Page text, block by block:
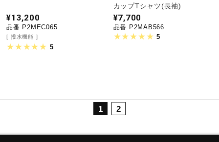
¥13,200
品番 P2MEC065
撥水機能
5
カップTシャツ(長袖)
¥7,700
品番 P2MAB566
5
1 2